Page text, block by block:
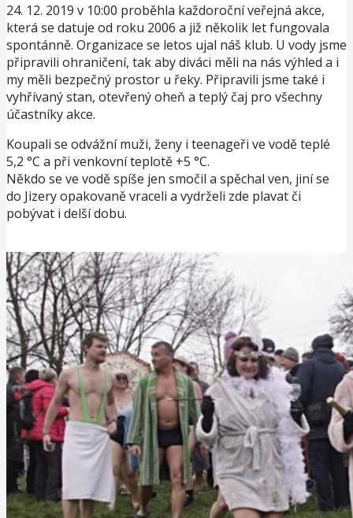
24. 12. 2019 v 10:00 proběhla každoroční veřejná akce,
která se datuje od roku 2006 a již několik let fungovala
spontánně. Organizace se letos ujal náš klub. U vody jsme
připravili ohraničení, tak aby diváci měli na nás výhled a i
my měli bezpečný prostor u řeky. Připravili jsme také i
vyhřívaný stan, otevřený oheň a teplý čaj pro všechny
účastníky akce.
Koupali se odvážní muži, ženy i teenageři ve vodě teplé
5,2 °C a při venkovní teplotě +5 °C.
Někdo se ve vodě spíše jen smočil a spěchal ven, jiní se
do Jizery opakovaně vraceli a vydrželi zde plavat či
pobývat i delší dobu.